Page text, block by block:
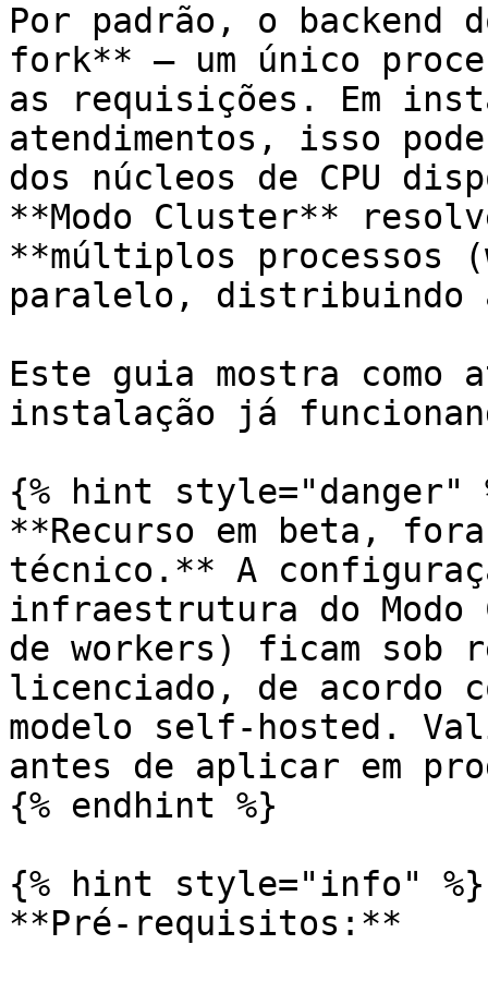
Por padrão, o backend
fork** — um único
as requisições. Em
atendimentos, isso
dos núcleos de CPU
**Modo Cluster**
**múltiplos processos
paralelo, distribuindo
Este guia mostra como
instalação já
{% hint style="danger"
**Recurso em beta,
técnico.** A
infraestrutura do Modo
de workers) ficam sob
licenciado, de acordo
modelo self-hosted.
antes de aplicar em
{% endhint %}
{% hint style="info" %}
**Pré-requisitos:**